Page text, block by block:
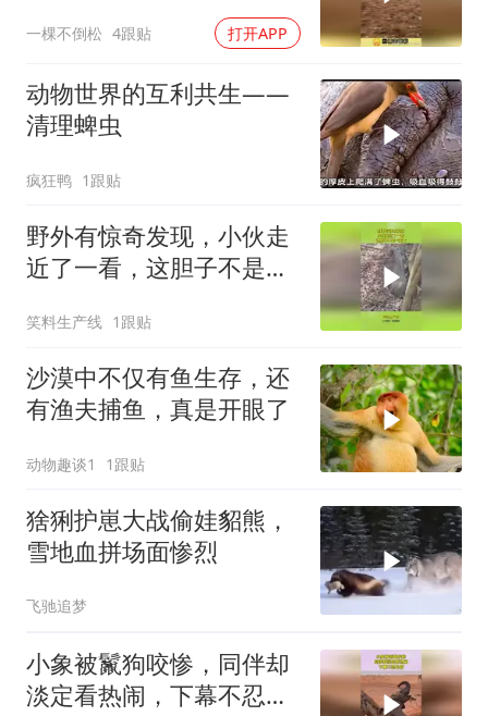
一棵不倒松 4跟贴 打开APP
动物世界的互利共生——
清理蜱虫
疯狂鸭 1跟贴
野外有惊奇发现，小伙走
近了一看，这胆子不是一
笑料生产线 1跟贴
沙漠中不仅有鱼生存，还
有渔夫捕鱼，真是开眼了
动物趣谈1 1跟贴
猞猁护崽大战偷娃貂熊，
雪地血拼场面惨烈
飞驰追梦
小象被鬣狗咬惨，同伴却
淡定看热闹，下幕不忍心